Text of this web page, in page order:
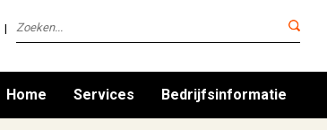
Home Services Bedrijfsinformatie